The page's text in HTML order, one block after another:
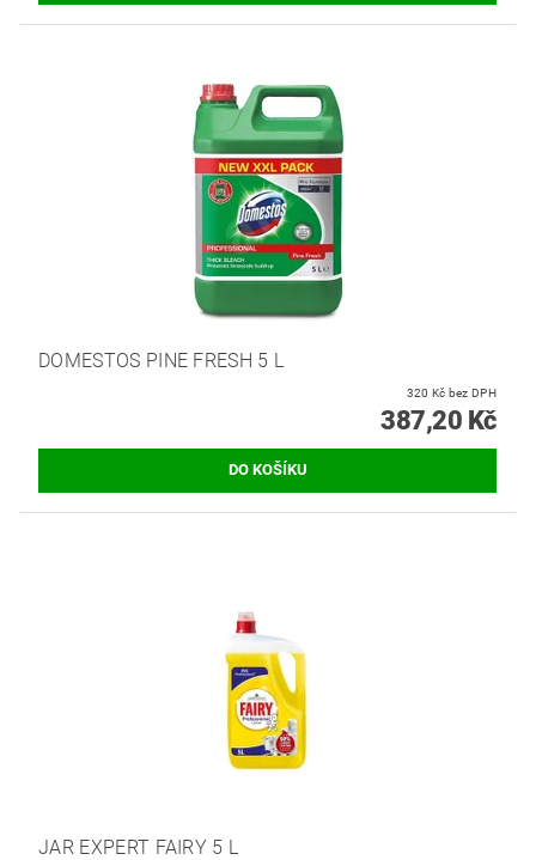
DOMESTOS PINE FRESH 5 L
320 Kč bez DPH
387,20 Kč
JAR EXPERT FAIRY 5 L